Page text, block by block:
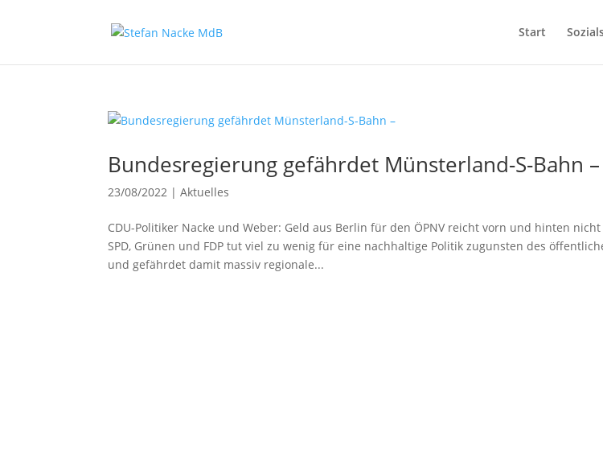
Start
Bundesregierung gefährdet Münsterland-S-Bahn –
23/08/2022 |Aktuelles
CDU-Politiker Nacke und Weber: Geld aus Berlin für den ÖPNV reicht vorn und hinten
SPD, Grünen und FDP tut viel zu wenig für eine nachhaltige Politik zugunsten des
und gefährdet damit massiv regionale...